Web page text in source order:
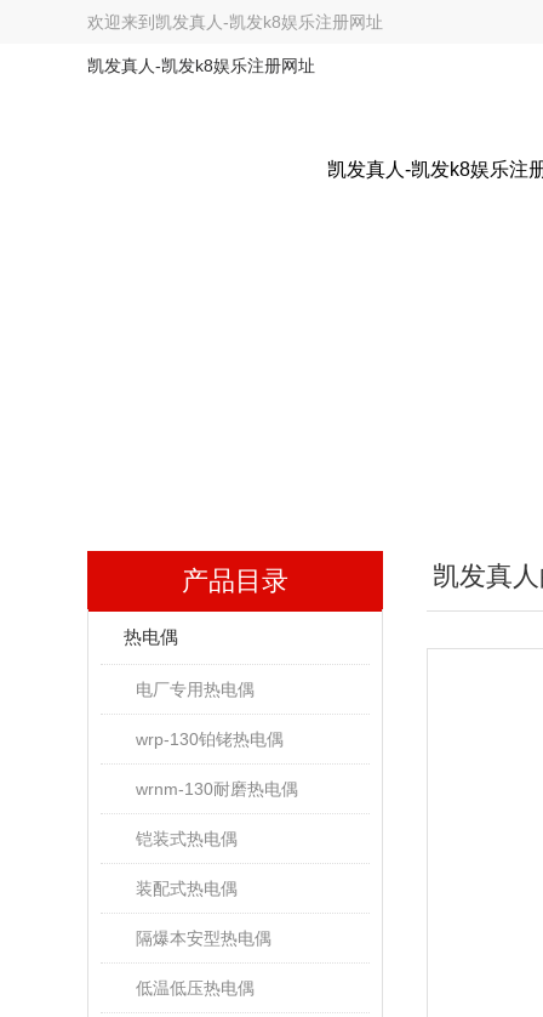
欢迎来到 凯发真人-凯发k8娱乐注册网址
凯发真人-凯发k8娱乐注册网址
凯发真人-凯发k8娱乐注
产品目录
热电偶
电厂专用热电偶
wrp-130铂铑热电偶
wrnm-130耐磨热电偶
铠装式热电偶
装配式热电偶
隔爆本安型热电偶
低温低压热电偶
凯发真